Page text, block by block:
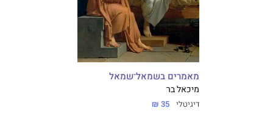
מאמרים בשמאל־שמאל
מיכאל בר
דיגיטלי 35 ₪